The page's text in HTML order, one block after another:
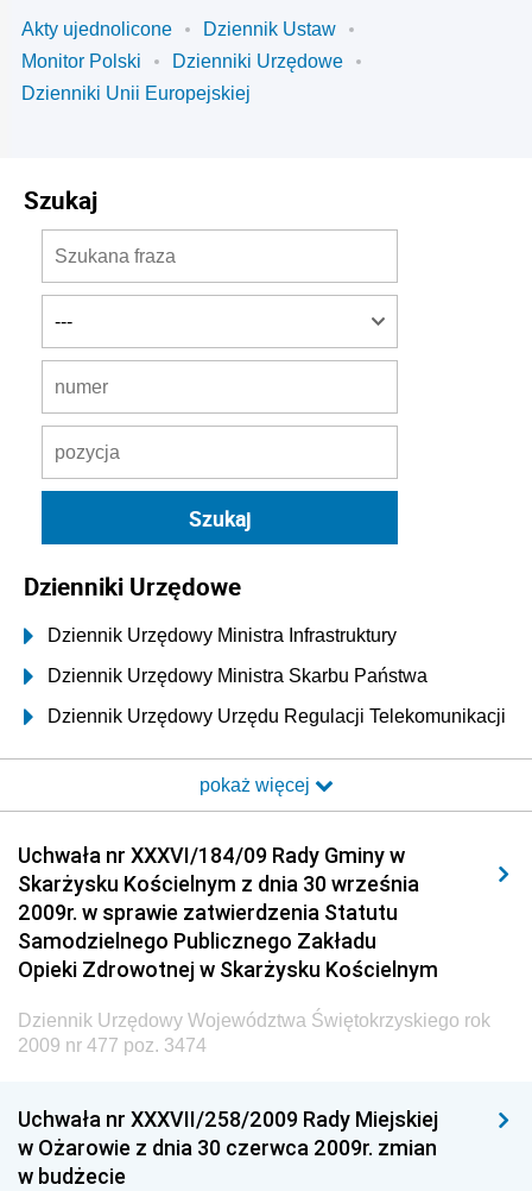
Akty ujednolicone
Dziennik Ustaw
Monitor Polski
Dzienniki Urzędowe
Dzienniki Unii Europejskiej
Szukaj
Dzienniki Urzędowe
Dziennik Urzędowy Ministra Infrastruktury
Dziennik Urzędowy Ministra Skarbu Państwa
Dziennik Urzędowy Urzędu Regulacji Telekomunikacji
Dziennik Urzędowy Ministra Transportu i Budownictwa
Elektronicznej
Dziennik Urzędowy Ministra Spraw Wewnętrznych i
Administracji
Dziennik Urzędowy Ministra Transportu
Dziennik Urzędowy Ministra Budownictwa
Dziennik Urzędowy Ministra Nauki i Szkolnictwa
Dziennik Urzędowy Głównego Urzędu Miar
Dziennik Urzędowy Ministra Rolnictwa i Rozwoju Wsi
pokaż więcej
Uchwała nr XXXVI/184/09 Rady Gminy w
Skarżysku Kościelnym z dnia 30 września
2009r. w sprawie zatwierdzenia Statutu
Samodzielnego Publicznego Zakładu
Opieki Zdrowotnej w Skarżysku Kościelnym
Dziennik Urzędowy Województwa Świętokrzyskiego rok
2009 nr 477 poz. 3474
Uchwała nr XXXVII/258/2009 Rady Miejskiej
w Ożarowie z dnia 30 czerwca 2009r. zmian
w budżecie